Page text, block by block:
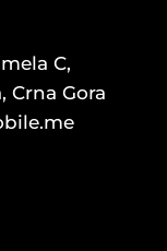
C,
Crna Gora